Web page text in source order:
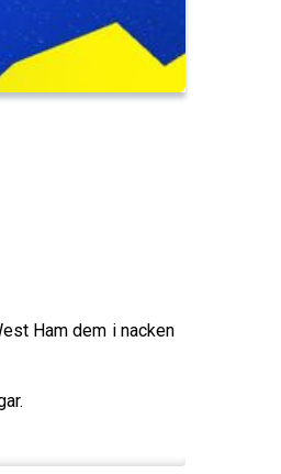
Ham dem i nacken